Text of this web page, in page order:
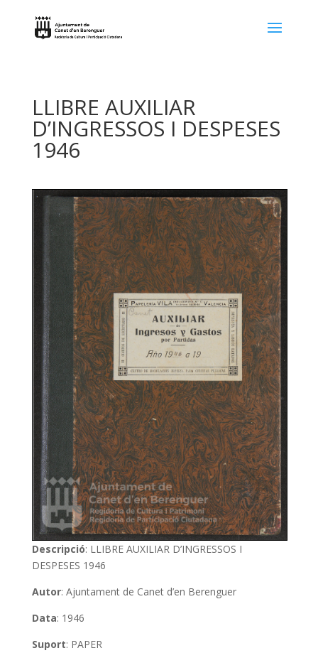
LLIBRE AUXILIAR
D’INGRESSOS I DESPESES
1946
Descripció: LLIBRE AUXILIAR D’INGRESSOS I
DESPESES 1946
Autor: Ajuntament de Canet d’en Berenguer
Data: 1946
Suport: PAPER